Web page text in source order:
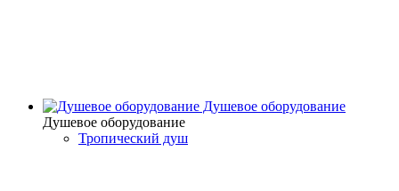
Душевое оборудование
Душевое оборудование
Тропический душ